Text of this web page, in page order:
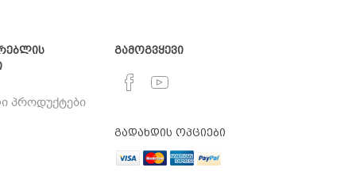
პროდუქტები
გამოგვყევი
გადახდის ოპციები